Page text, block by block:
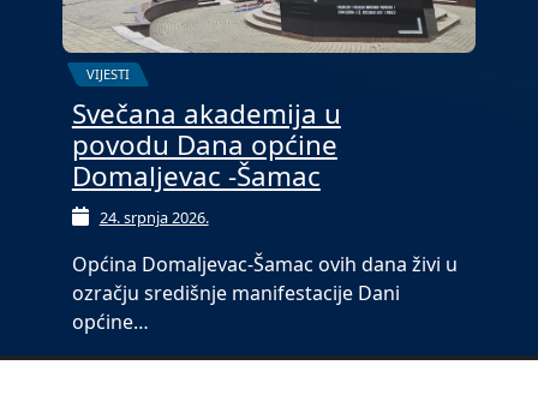
VIJESTI
Svečana akademija u
povodu Dana općine
Domaljevac -Šamac
24. srpnja 2026.
Općina Domaljevac-Šamac ovih dana živi u
ozračju središnje manifestacije Dani
općine…